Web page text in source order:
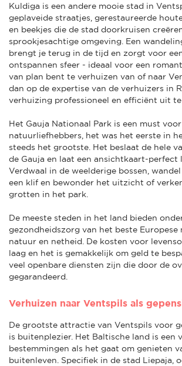
Kuldiga is een andere mooie stad in
geplaveide straatjes, gerestaureerde
en beekjes die de stad doorkruisen
sprookjesachtige omgeving. Een
brengt je terug in de tijd en zorgt voor
ontspannen sfeer - ideaal voor een
van plan bent te verhuizen van of naar
dan op de expertise van de verhuizers in
verhuizing professioneel en efficiënt uit te
Het Gauja Nationaal Park is een must voor
natuurliefhebbers, het was het eerste in
steeds het grootste. Het beslaat de hele
de Gauja en laat een ansichtkaart-perfect
Verdwaal in de weelderige bossen,
een klif en bewonder het uitzicht of
grotten in het park.
De meeste steden in het land bieden
gezondheidszorg van het beste Europese
natuur en netheid. De kosten voor
laag en het is gemakkelijk om geld te
veel openbare diensten zijn die door de
gegarandeerd.
Verhuizen naar Ventspils als
De grootste attractie van Ventspils voor
is buitenplezier. Het Baltische land is een
bestemmingen als het gaat om genieten
buitenleven. Specifiek in de stad Liepaja,